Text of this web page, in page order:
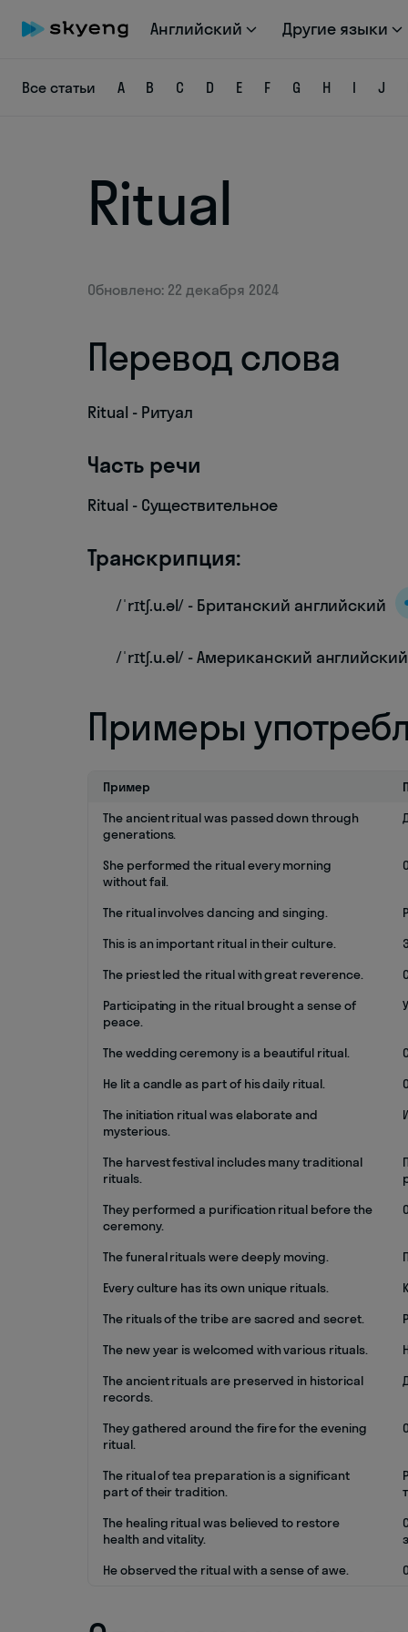
Английский Другие языки
Все статьи A B C D E F G H I J
Ritual
Обновлено: 22 декабря 2024
Перевод слова
Ritual - Ритуал
Часть речи
Ritual - Существительное
Транскрипция:
/ˈrɪtʃ.u.əl/ - Британский английский
/ˈrɪtʃ.u.əl/ - Американский английский
Примеры
Пример
The ancient ritual was passed down through
generations.
She performed the ritual every morning
without fail.
The ritual involves dancing and singing.
This is an important ritual in their culture.
The priest led the ritual with great reverence.
Participating in the ritual brought a sense of
peace.
The wedding ceremony is a beautiful ritual.
He lit a candle as part of his daily ritual.
The initiation ritual was elaborate and
mysterious.
The harvest festival includes many traditional
rituals.
They performed a purification ritual before the
ceremony.
The funeral rituals were deeply moving.
Every culture has its own unique rituals.
The rituals of the tribe are sacred and secret.
The new year is welcomed with various rituals.
The ancient rituals are preserved in historical
records.
They gathered around the fire for the evening
ritual.
The ritual of tea preparation is a significant
part of their tradition.
The healing ritual was believed to restore
health and vitality.
He observed the ritual with a sense of awe.